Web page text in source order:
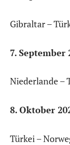
Gibraltar –
7. September
Niederlande –
8. Oktober
Türkei –